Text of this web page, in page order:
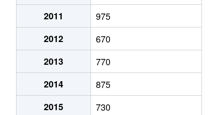
1,300万円 箱作
1,000円 箱作
箱の浦
350万円 淡輪
箱の浦
100万円 箱作
箱の浦
760万円 箱作
2011
975
2012
670
2013
770
2014
875
2015
730